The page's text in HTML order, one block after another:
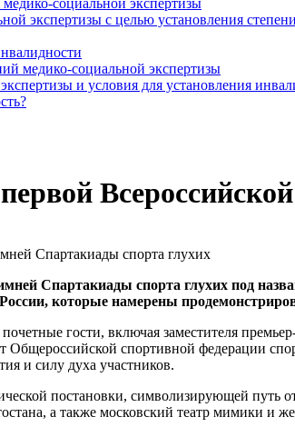
социальной экспертизы
экспертизы с целью установления
медико-социальной экспертизы
и условия для установления
Спартакиады спорта глухих под
которые намерены
гости, включая заместителя
Общероссийской спортивной федерации
и силу духа участников.
постановки, символизирующей
а также московский театр мимики и